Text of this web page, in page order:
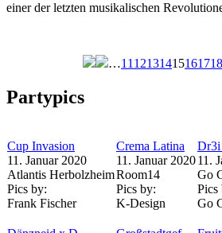
einer der letzten musikalischen
…11 12131415161718
Partypics
Cup Invasion
11. Januar 2020
Atlantis Herbolzheim
Pics by:
Frank Fischer
Crema Latina
11. Januar 2020
Room14
Pics by:
K-Design
Dr3i
11.
Go
Pics
Go